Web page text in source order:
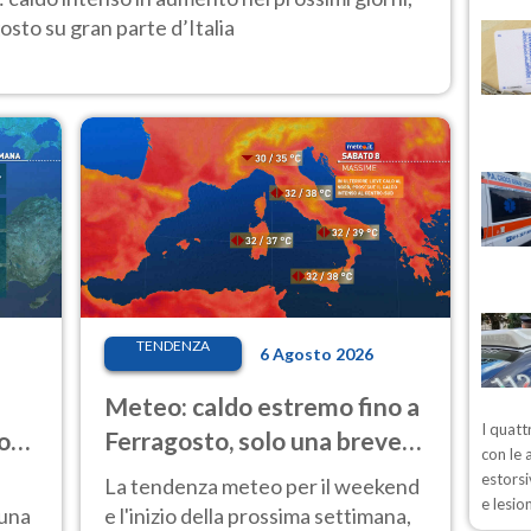
su gran parte d’Italia
TENDENZA 6 Agosto 2026
Meteo: caldo estremo fino a
Ferragosto, solo una breve
pausa. Ecco dove
La tendenza meteo per il weekend
e l'inizio della prossima settimana,
I
con le
e